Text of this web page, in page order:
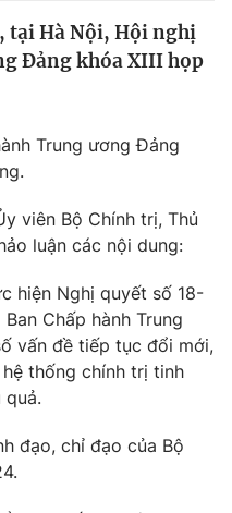
tại Hà Nội, Hội nghị
Đảng khóa XIII họp
Trung ương Đảng
viên Bộ Chính trị, Thủ
luận các nội dung:
hiện Nghị quyết số 18-
Chấp hành Trung
vấn đề tiếp tục đổi mới,
thống chính trị tinh
quả.
đạo, chỉ đạo của Bộ